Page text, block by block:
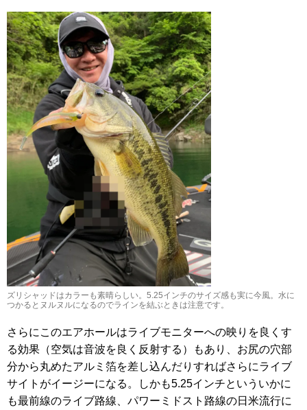
ズリシャッドはカラーも素晴らしい。5.25インチのサイズ感も実に今風。水に
つかるとヌルヌルになるのでラインを結ぶときは注意です。
さらにこのエアホールはライブモニターへの映りを良くす
る効果（空気は音波を良く反射する）もあり、お尻の穴部
分から丸めたアルミ箔を差し込んだりすればさらにライブ
サイトがイージーになる。しかも5.25インチといういかに
も最前線のライブ路線、パワーミドスト路線の日米流行に